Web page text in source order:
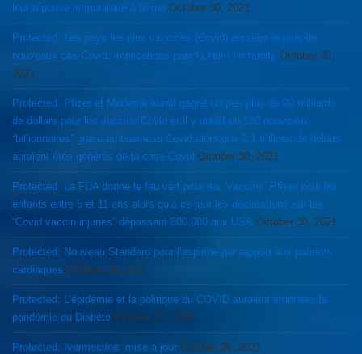
leur réponse immunitaire à terme October 30, 2021
Protected: Les pays les plus vaccinés (Covid) auraient le plus de
nouveaux cas Covid: implications pour la Herd Immunity October 30,
2021
Protected: Pfizer et Moderna aurait gagné un peu plus de 90 milliards
de dollars pour les vaccins Covid et il y aurait eu 130 nouveaux
“billionnaires” grace au business Covid alors que 2.1 trillions de dollars
auraient étés générés de la crise Covid October 30, 2021
Protected: La FDA donne le feu vert pour les “vaccins” Pfizer pour les
enfants entre 5 et 11 ans alors qu’à ce jour les déclarations sur les
“Covid vaccin injuries” dépassent 800,000 aux USA October 30, 2021
Protected: Nouveau Standard pour l’aspirine par rapport aux patients
cardiaques October 30, 2021
Protected: L’épidémie et la politique du COVID auraient empirées la
pandémie du Diabète October 27, 2021
Protected: Ivermectine: mise à jour October 26, 2021